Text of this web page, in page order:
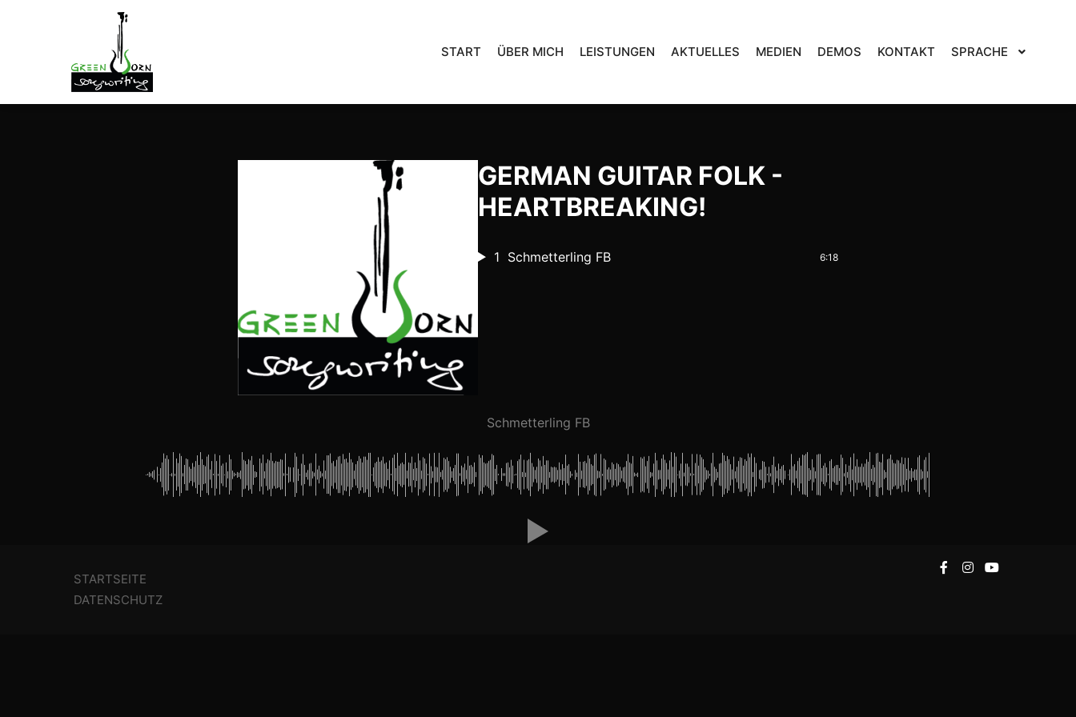
START ÜBER MICH LEISTUNGEN AKTUELLES MEDIEN DEMOS KONTAKT SPRACHE
GERMAN GUITAR FOLK -
HEARTBREAKING!
1 Schmetterling FB 6:18
Schmetterling FB
STARTSEITE
DATENSCHUTZ